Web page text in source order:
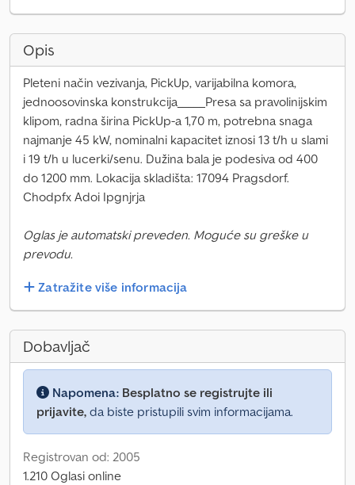
Opis
Pleteni način vezivanja, PickUp, varijabilna komora,
jednoosovinska konstrukcija_____Presa sa pravolinijskim
klipom, radna širina PickUp-a 1,70 m, potrebna snaga
najmanje 45 kW, nominalni kapacitet iznosi 13 t/h u slami
i 19 t/h u lucerki/senu. Dužina bala je podesiva od 400
do 1200 mm. Lokacija skladišta: 17094 Pragsdorf.
Chodpfx Adoi Ipgnjrja
Oglas je automatski preveden. Moguće su greške u
prevodu.
Zatražite više informacija
Dobavljač
Napomena: Besplatno se registrujte ili
prijavite, da biste pristupili svim informacijama.
Registrovan od: 2005
1.210 Oglasi online